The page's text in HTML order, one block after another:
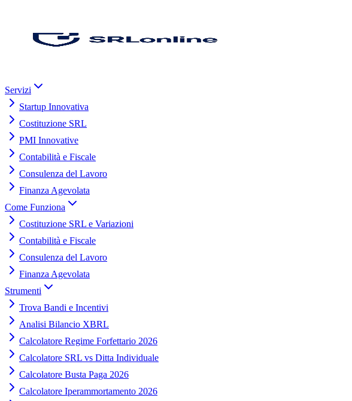
Servizi
Startup Innovativa
Costituzione SRL
PMI Innovative
Contabilità e Fiscale
Consulenza del Lavoro
Finanza Agevolata
Come Funziona
Costituzione SRL e Variazioni
Contabilità e Fiscale
Consulenza del Lavoro
Finanza Agevolata
Strumenti
Trova Bandi e Incentivi
Analisi Bilancio XBRL
Calcolatore Regime Forfettario 2026
Calcolatore SRL vs Ditta Individuale
Calcolatore Busta Paga 2026
Calcolatore Iperammortamento 2026